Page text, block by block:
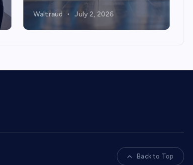
Waltraud July 2, 2026
Back to Top